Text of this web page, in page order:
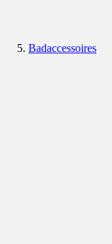
Badaccessoires